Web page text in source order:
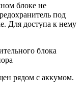
блоке не
под
Для доступа к нему
рядом с аккумом.